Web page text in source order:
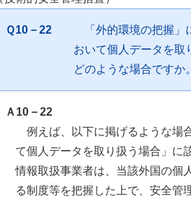
Ｑ10－22
「外的環境の把握
おいて個人データを取
どのような場合ですか。
Ａ10－22
例えば、以下に掲げるような場
て個人データを取り扱う場合」に
情報取扱事業者は、当該外国の個
る制度等を把握した上で、安全管